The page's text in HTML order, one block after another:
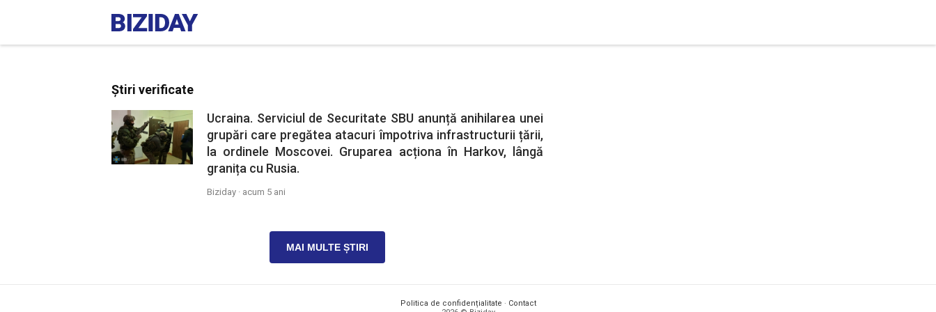
Știri verificate
Ucraina. Serviciul de Securitate SBU anunță anihilarea unei
grupări care pregătea atacuri împotriva infrastructurii țării,
la ordinele Moscovei. Gruparea acționa în Harkov, lângă
granița cu Rusia.
Biziday · acum 5 ani
MAI MULTE ȘTIRI
Politica de confidențialitate · Contact